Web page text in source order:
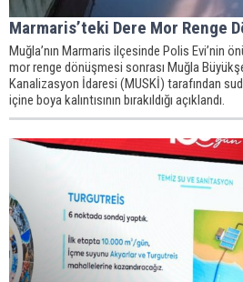
Marmaris’teki Dere Mor Renge
Muğla’nın Marmaris ilçesinde Polis Evi’nin
mor renge dönüşmesi sonrası Muğla
Kanalizasyon İdaresi (MUSKİ) tarafından
içine boya kalıntısının bırakıldığı açıklandı.